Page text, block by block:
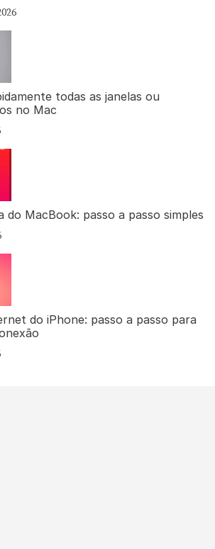
todas as janelas ou
no Mac
do MacBook: passo a passo simples
do iPhone: passo a passo para